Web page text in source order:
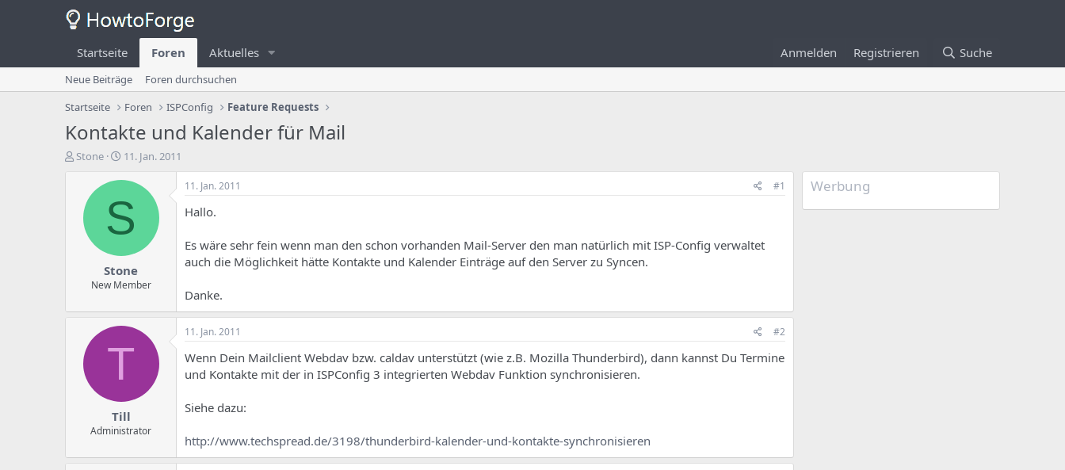
Startseite Foren Aktuelles Anmelden Registrieren Suche
Neue Beiträge
Foren durchsuchen
Startseite
Foren ISPConfig Feature Requests
Kontakte und Kalender für Mail
E
s
m
Stone
E
s
t
e
u
n
g
d
a
u
11. Jan. 2011
S
Stone
New Member
11. Jan. 2011 #1
Hallo.
Es wäre sehr fein wenn man den schon vorhanden Mail-Server den man natürlich mit ISP-Config verwaltet
auch die Möglichkeit hätte Kontakte und Kalender Einträge auf den Server zu Syncen.
Danke.
T
Till
Administrator
11. Jan. 2011 #2
Wenn Dein Mailclient Webdav bzw. caldav unterstützt (wie z.B. Mozilla Thunderbird), dann kannst Du Termine
und Kontakte mit der in ISPConfig 3 integrierten Webdav Funktion synchronisieren.
Siehe dazu:
http://www.techspread.de/3198/thunderbird-kalender-und-kontakte-synchronisieren
Werbung